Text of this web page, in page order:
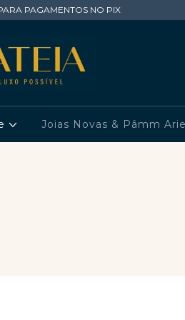
PAGAMENTOS NO PIX
Joias Novas & Pâmm